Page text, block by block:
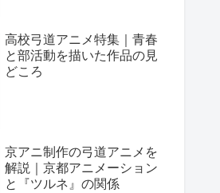
高校弓道アニメ特集｜青春
と部活動を描いた作品の見
どころ
京アニ制作の弓道アニメを
解説｜京都アニメーション
と『ツルネ』の関係